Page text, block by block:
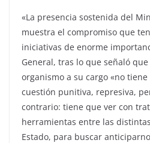
«La presencia sostenida del
muestra el compromiso que
iniciativas de enorme
General, tras lo que señaló
organismo a su cargo «no
cuestión punitiva, represiva,
contrario: tiene que ver con
herramientas entre las
Estado, para buscar